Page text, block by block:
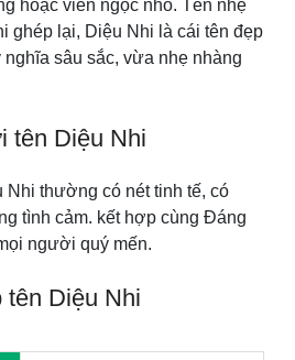
hoặc viên ngọc nhỏ. Tên nhẹ
ghép lại, Diệu Nhi là cái tên đẹp
sâu sắc, vừa nhẹ nhàng
tên Diệu Nhi
Nhi thường có nét tinh tế, có
tình cảm. kết hợp cùng Đáng
người quý mến.
tên Diệu Nhi